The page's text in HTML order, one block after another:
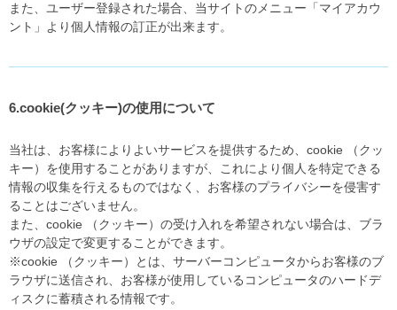
また、ユーザー登録された場合、当サイトのメニュー「マイアカウ
ント」より個人情報の訂正が出来ます。
6.cookie(クッキー)の使用について
当社は、お客様によりよいサービスを提供するため、cookie （クッ
キー）を使用することがありますが、これにより個人を特定できる
情報の収集を行えるものではなく、お客様のプライバシーを侵害す
ることはございません。
また、cookie （クッキー）の受け入れを希望されない場合は、ブラ
ウザの設定で変更することができます。
※cookie （クッキー）とは、サーバーコンピュータからお客様のブ
ラウザに送信され、お客様が使用しているコンピュータのハードデ
ィスクに蓄積される情報です。